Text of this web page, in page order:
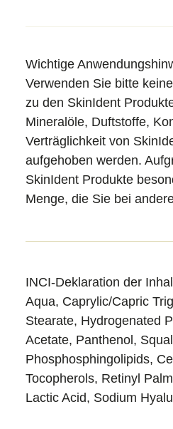
Wichtige
Verwenden Sie bitte
zu den SkinIdent
Mineralöle, Duftstoffe,
Verträglichkeit von
aufgehoben werden.
SkinIdent Produkte
Menge, die Sie bei
INCI-Deklaration der
Aqua, Caprylic/Capric
Stearate, Hydrogenated
Acetate, Panthenol,
Phosphosphingolipids,
Tocopherols, Retinyl
Lactic Acid, Sodium